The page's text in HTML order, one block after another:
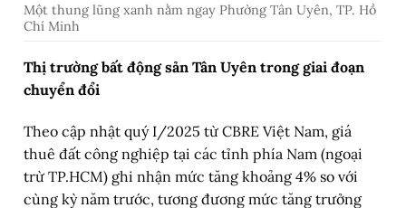
Một thung lũng xanh nằm ngay Phường Tân Uyên, TP. Hồ
Chí Minh
Thị trường bất động sản Tân Uyên trong giai đoạn
chuyển đổi
Theo cập nhật quý I/2025 từ CBRE Việt Nam, giá
thuê đất công nghiệp tại các tỉnh phía Nam (ngoại
trừ TP.HCM) ghi nhận mức tăng khoảng 4% so với
cùng kỳ năm trước, tương đương mức tăng trưởng